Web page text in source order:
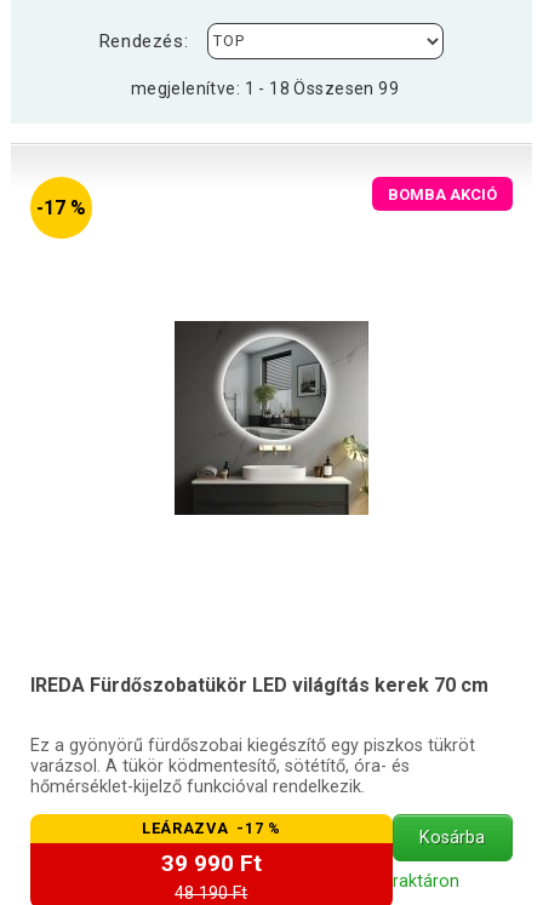
Rendezés:
megjelenítve: 1 - 18 Összesen 99
-17 %
BOMBA AKCIÓ
IREDA Fürdőszobatükör LED világítás kerek 70 cm
Ez a gyönyörű fürdőszobai kiegészítő egy piszkos tükröt
varázsol. A tükör ködmentesítő, sötétítő, óra- és
hőmérséklet-kijelző funkcióval rendelkezik.
LEÁRAZVA -17 %
39 990 Ft
48 190 Ft
Kosárba
raktáron